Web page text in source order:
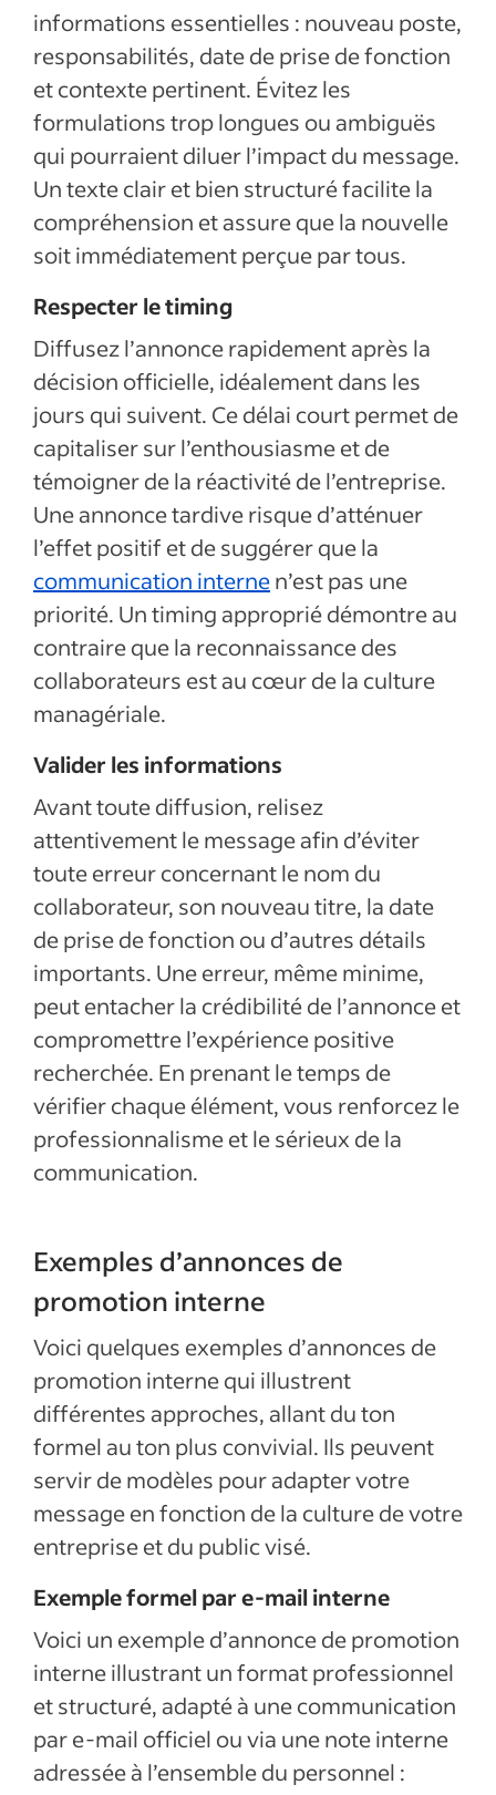
informations essentielles : nouveau poste,
responsabilités, date de prise de fonction
et contexte pertinent. Évitez les
formulations trop longues ou ambiguës
qui pourraient diluer l’impact du message.
Un texte clair et bien structuré facilite la
compréhension et assure que la nouvelle
soit immédiatement perçue par tous.
Respecter le timing
Diffusez l’annonce rapidement après la
décision officielle, idéalement dans les
jours qui suivent. Ce délai court permet de
capitaliser sur l’enthousiasme et de
témoigner de la réactivité de l’entreprise.
Une annonce tardive risque d’atténuer
l’effet positif et de suggérer que la
communication internen’est pas une
priorité. Un timing approprié démontre au
contraire que la reconnaissance des
collaborateurs est au cœur de la culture
managériale.
Valider les informations
Avant toute diffusion, relisez
attentivement le message afin d’éviter
toute erreur concernant le nom du
collaborateur, son nouveau titre, la date
de prise de fonction ou d’autres détails
importants. Une erreur, même minime,
peut entacher la crédibilité de l’annonce et
compromettre l’expérience positive
recherchée. En prenant le temps de
vérifier chaque élément, vous renforcez le
professionnalisme et le sérieux de la
communication.
Exemples d’annonces de
promotion interne
Voici quelques exemples d’annonces de
promotion interne qui illustrent
différentes approches, allant du ton
formel au ton plus convivial. Ils peuvent
servir de modèles pour adapter votre
message en fonction de la culture de votre
entreprise et du public visé.
Exemple formel par e-mail interne
Voici un exemple d’annonce de promotion
interne illustrant un format professionnel
et structuré, adapté à une communication
par e-mail officiel ou via une note interne
adressée à l’ensemble du personnel :